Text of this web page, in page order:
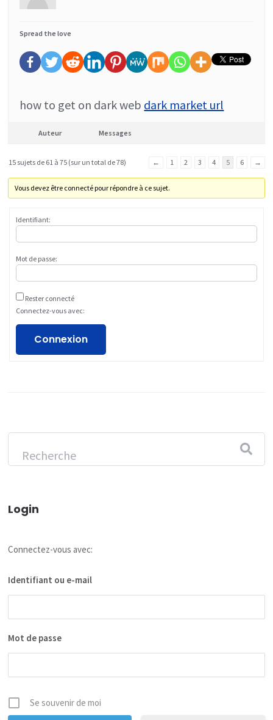
Spread the love
how to get on dark web dark market url
Auteur Messages
15 sujets de 61 à 75 (sur un total de 78) ← 1 2 3 4 5 6 →
Vous devez être connecté pour répondre à ce sujet.
Identifiant:
Mot de passe:
Rester connecté
Connectez-vous avec:
Connexion
Login
Connectez-vous avec:
Identifiant ou e-mail
Mot de passe
Se souvenir de moi